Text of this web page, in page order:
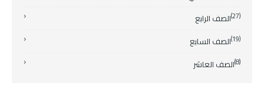
الصف الرابع (27)
الصف السابع (19)
الصف العاشر (8)